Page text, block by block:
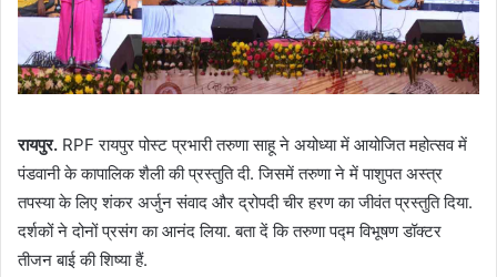
रायपुर. RPF रायपुर पोस्ट प्रभारी तरुणा साहू ने अयोध्या में आयोजित महोत्सव में
पंडवानी के कापालिक शैली की प्रस्तुति दी. जिसमें तरुणा ने में पाशुपत अस्त्र
तपस्या के लिए शंकर अर्जुन संवाद और द्रोपदी चीर हरण का जीवंत प्रस्तुति दिया.
दर्शकों ने दोनों प्रसंग का आनंद लिया. बता दें कि तरुणा पद्म विभूषण डॉक्टर
तीजन बाई की शिष्या हैं.